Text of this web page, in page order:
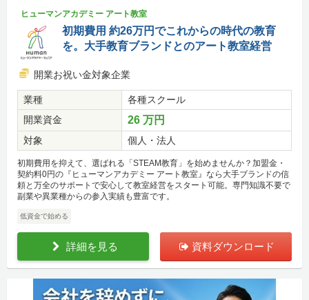
ヒューマンアカデミー アート教室
初期費用 約26万円でこれからの時代の教育
を。大手教育ブランドとのアート教室経営
開業お祝い金対象企業
業種
各種スクール
開業資金
26 万円
対象 個人・法人
初期費用を抑えて、選ばれる「STEAM教育」を始めませんか？加盟金・
契約料0円の『ヒューマンアカデミー アート教室』なら大手ブランドの信
頼と万全のサポートで安心して教室経営をスタート可能。専門知識不要で
副業や異業種からの参入実績も豊富です。
低資金で始める
詳細を見る 資料ダウンロード